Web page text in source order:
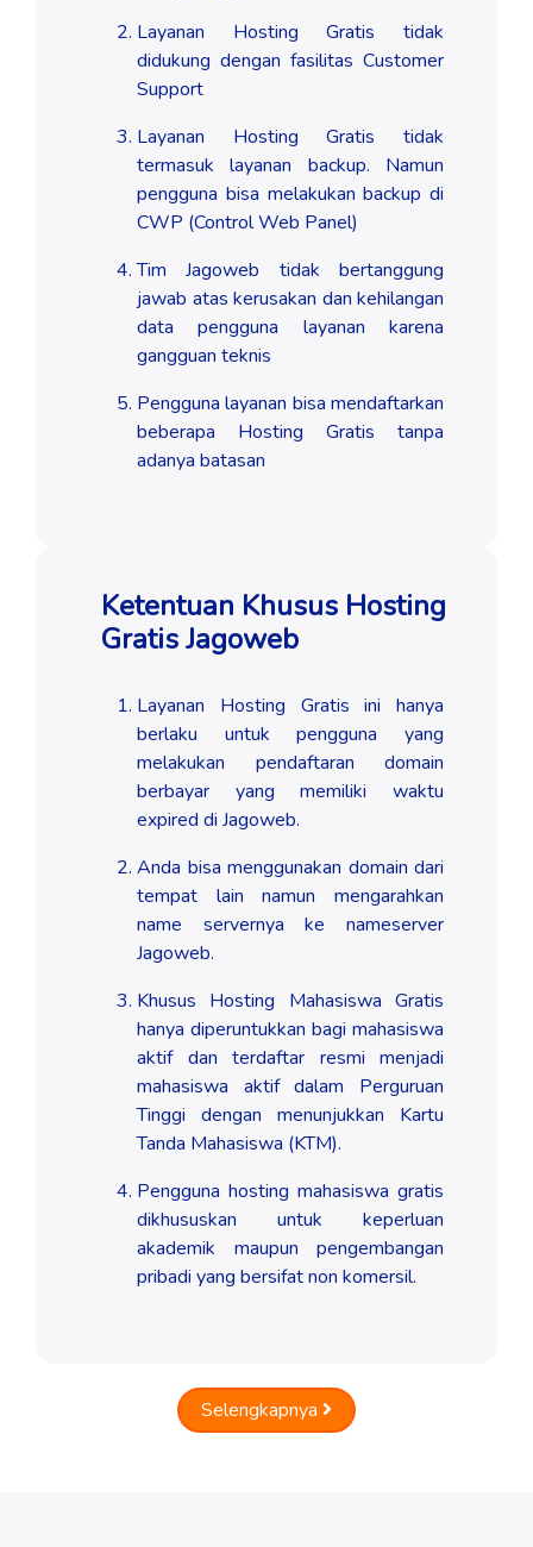
Layanan Hosting Gratis tidak
didukung dengan fasilitas Customer
Support
Layanan Hosting Gratis tidak
termasuk layanan backup. Namun
pengguna bisa melakukan backup di
CWP (Control Web Panel)
Tim Jagoweb tidak bertanggung
jawab atas kerusakan dan kehilangan
data pengguna layanan karena
gangguan teknis
Pengguna layanan bisa mendaftarkan
beberapa Hosting Gratis tanpa
adanya batasan
Ketentuan Khusus Hosting
Gratis Jagoweb
Layanan Hosting Gratis ini hanya
berlaku untuk pengguna yang
melakukan pendaftaran domain
berbayar yang memiliki waktu
expired di Jagoweb.
Anda bisa menggunakan domain dari
tempat lain namun mengarahkan
name servernya ke nameserver
Jagoweb.
Khusus Hosting Mahasiswa Gratis
hanya diperuntukkan bagi mahasiswa
aktif dan terdaftar resmi menjadi
mahasiswa aktif dalam Perguruan
Tinggi dengan menunjukkan Kartu
Tanda Mahasiswa (KTM).
Pengguna hosting mahasiswa gratis
dikhususkan untuk keperluan
akademik maupun pengembangan
pribadi yang bersifat non komersil.
Selengkapnya